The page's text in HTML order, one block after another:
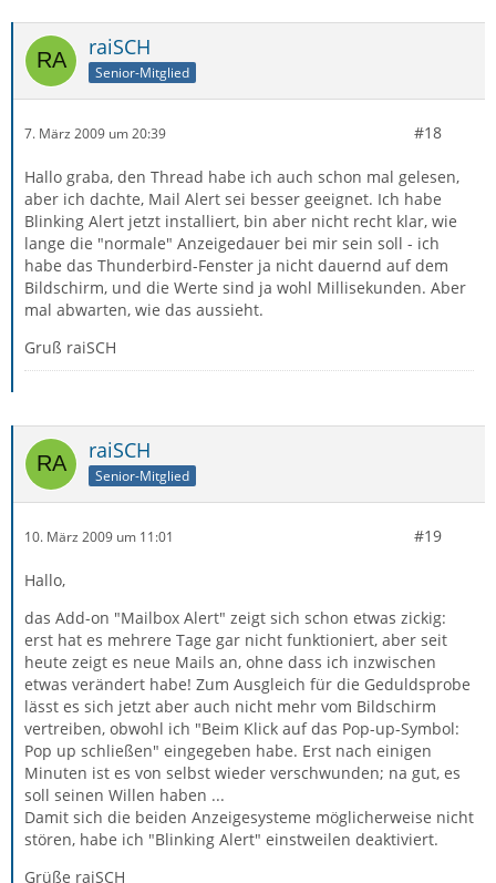
raiSCH
Senior-Mitglied
7. März 2009 um 20:39 #18
Hallo graba, den Thread habe ich auch schon mal gelesen,
aber ich dachte, Mail Alert sei besser geeignet. Ich habe
Blinking Alert jetzt installiert, bin aber nicht recht klar, wie
lange die "normale" Anzeigedauer bei mir sein soll - ich
habe das Thunderbird-Fenster ja nicht dauernd auf dem
Bildschirm, und die Werte sind ja wohl Millisekunden. Aber
mal abwarten, wie das aussieht.
Gruß raiSCH
raiSCH
Senior-Mitglied
10. März 2009 um 11:01 #19
Hallo,
das Add-on "Mailbox Alert" zeigt sich schon etwas zickig:
erst hat es mehrere Tage gar nicht funktioniert, aber seit
heute zeigt es neue Mails an, ohne dass ich inzwischen
etwas verändert habe! Zum Ausgleich für die Geduldsprobe
lässt es sich jetzt aber auch nicht mehr vom Bildschirm
vertreiben, obwohl ich "Beim Klick auf das Pop-up-Symbol:
Pop up schließen" eingegeben habe. Erst nach einigen
Minuten ist es von selbst wieder verschwunden; na gut, es
soll seinen Willen haben ...
Damit sich die beiden Anzeigesysteme möglicherweise nicht
stören, habe ich "Blinking Alert" einstweilen deaktiviert.
Grüße raiSCH